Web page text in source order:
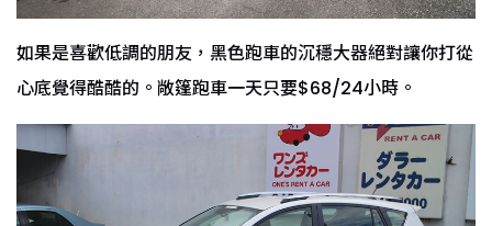
如果是喜歡低調的朋友，黑色跑車的沉穩大器絕對讓你打從
心底覺得酷酷的。敞篷跑車一天只要$68/24小時。